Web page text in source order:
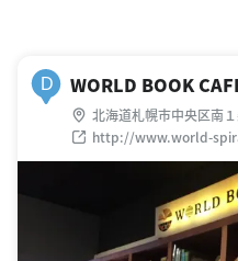
D WORLD BOOK
北海道札幌市中央区南
http://www.world-